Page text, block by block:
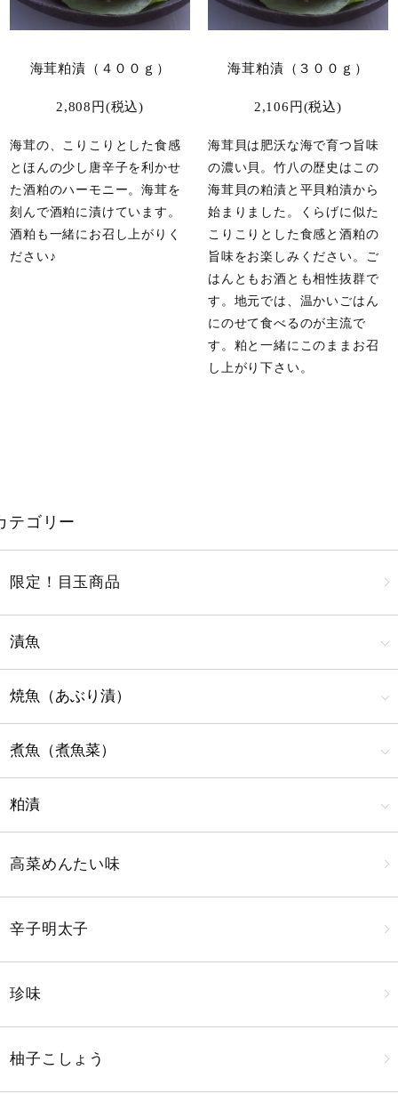
海茸粕漬（４００ｇ）
2,808円(税込)
海茸の、こりこりとした食感
とほんの少し唐辛子を利かせ
た酒粕のハーモニー。海茸を
刻んで酒粕に漬けています。
酒粕も一緒にお召し上がりく
ださい♪
海茸粕漬（３００ｇ）
2,106円(税込)
海茸貝は肥沃な海で育つ旨味
の濃い貝。竹八の歴史はこの
海茸貝の粕漬と平貝粕漬から
始まりました。くらげに似た
こりこりとした食感と酒粕の
旨味をお楽しみください。ご
はんともお酒とも相性抜群で
す。地元では、温かいごはん
にのせて食べるのが主流で
す。粕と一緒にこのままお召
し上がり下さい。
テゴリー
限定！目玉商品
漬魚
焼魚（あぶり漬）
煮魚（煮魚菜）
粕漬
高菜めんたい味
辛子明太子
珍味
柚子こしょう